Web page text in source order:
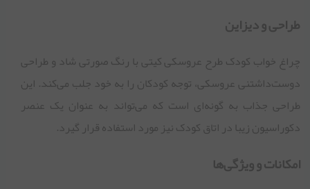
طراحی و دیزاین
چراغ خواب کودک طرح عروسکی کیتی با رنگ صورتی شاد و طراحی
دوست‌داشتنی عروسکی، توجه کودکان را به خود جلب می‌کند. این
طراحی جذاب به گونه‌ای است که می‌تواند به عنوان یک عنصر
دکوراسیون زیبا در اتاق کودک نیز مورد استفاده قرار گیرد.
امکانات و ویژگی‌ها